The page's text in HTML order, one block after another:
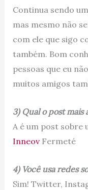
Continua sendo
mas mesmo não
com ele que sigo
também. Bom
pessoas que eu
muitos amigos
3) Qual o post mais
A é um post
Inneov Fermeté
4) Você usa redes
Sim! Twitter,